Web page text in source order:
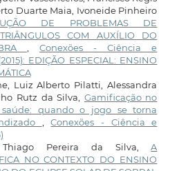
Duarte Maia, Ivoneide Pinheiro
DE PROBLEMAS DE
COM AUXÍLIO DO
,Conexões - Ciência e
EDIÇÃO ESPECIAL: ENSINO
Luiz Alberto Pilatti, Alessandra
Rutz da Silva, Gamificação no
quando o jogo se torna
,Conexões - Ciência e
Thiago Pereira da Silva,A
NO CONTEXTO DO ENSINO